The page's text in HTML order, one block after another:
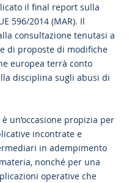
il final report sulla
596/2014 (MAR). Il
consultazione tenutasi a
di proposte di modifiche
europea terrà conto
disciplina sugli abusi di
un’occasione propizia per
incontrate e
in adempimento
nonché per una
operative che